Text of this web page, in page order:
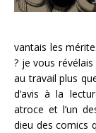
vantais les
? je vous
au travail plus
d’avis à la
atroce et l’un
dieu des comics